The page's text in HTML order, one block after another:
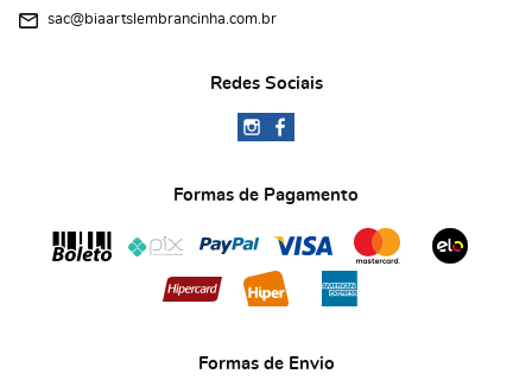
sac@biaartslembrancinha.com.br
Redes Sociais
Formas de Pagamento
Formas de Envio